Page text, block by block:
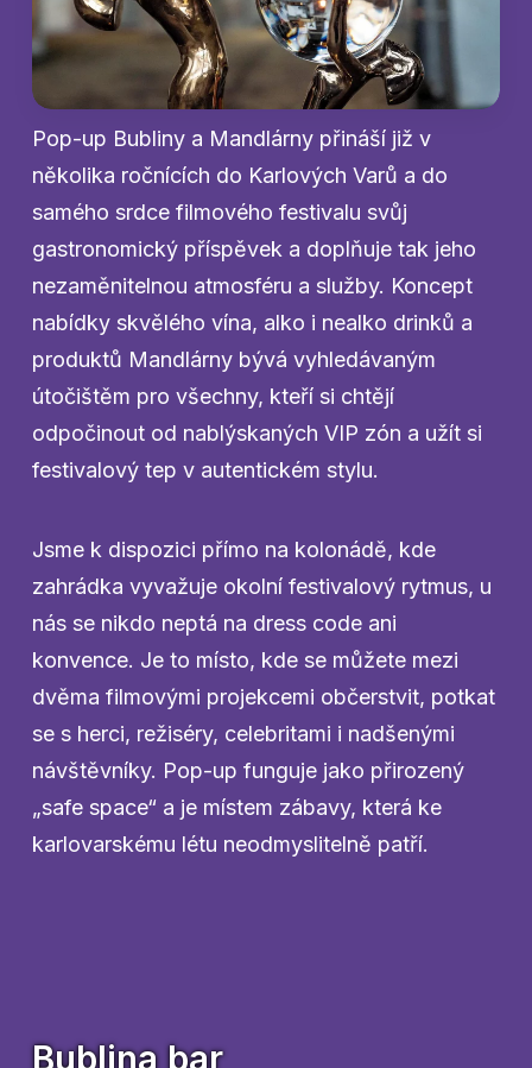
Pop-up Bubliny a Mandlárny přináší již v
několika ročnících do Karlových Varů a do
samého srdce filmového festivalu svůj
gastronomický příspěvek a doplňuje tak jeho
nezaměnitelnou atmosféru a služby. Koncept
nabídky skvělého vína, alko i nealko drinků a
produktů Mandlárny bývá vyhledávaným
útočištěm pro všechny, kteří si chtějí
odpočinout od nablýskaných VIP zón a užít si
festivalový tep v autentickém stylu.
Jsme k dispozici přímo na kolonádě, kde
zahrádka vyvažuje okolní festivalový rytmus, u
nás se nikdo neptá na dress code ani
konvence. Je to místo, kde se můžete mezi
dvěma filmovými projekcemi občerstvit, potkat
se s herci, režiséry, celebritami i nadšenými
návštěvníky. Pop-up funguje jako přirozený
„safe space“ a je místem zábavy, která ke
karlovarskému létu neodmyslitelně patří.
Bublina bar